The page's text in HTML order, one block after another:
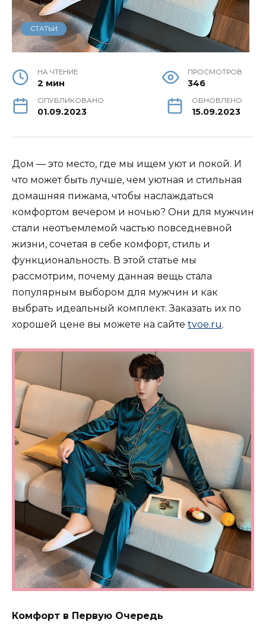
СТАТЬИ
НА ЧТЕНИЕ
2 мин
ПРОСМОТРОВ
346
ОПУБЛИКОВАНО
01.09.2023
ОБНОВЛЕНО
15.09.2023
Дом — это место, где мы ищем уют и покой. И
что может быть лучше, чем уютная и стильная
домашняя пижама, чтобы наслаждаться
комфортом вечером и ночью? Они для мужчин
стали неотъемлемой частью повседневной
жизни, сочетая в себе комфорт, стиль и
функциональность. В этой статье мы
рассмотрим, почему данная вещь стала
популярным выбором для мужчин и как
выбрать идеальный комплект. Заказать их по
хорошей цене вы можете на сайте tvoe.ru.
Комфорт в Первую Очередь